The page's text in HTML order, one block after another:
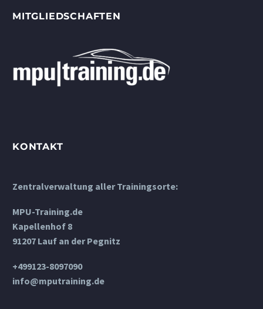
MITGLIEDSCHAFTEN
KONTAKT
Zentralverwaltung aller Trainingsorte:
MPU-Training.de
Kapellenhof 8
91207 Lauf an der Pegnitz
+499123-8097090
info@mputraining.de